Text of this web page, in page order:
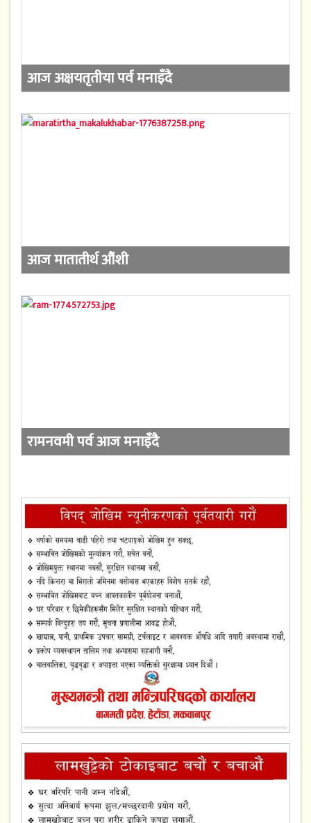
आज अक्षयतृतीया पर्व मनाइँदै
आज मातातीर्थ औंशी
रामनवमी पर्व आज मनाइँदै